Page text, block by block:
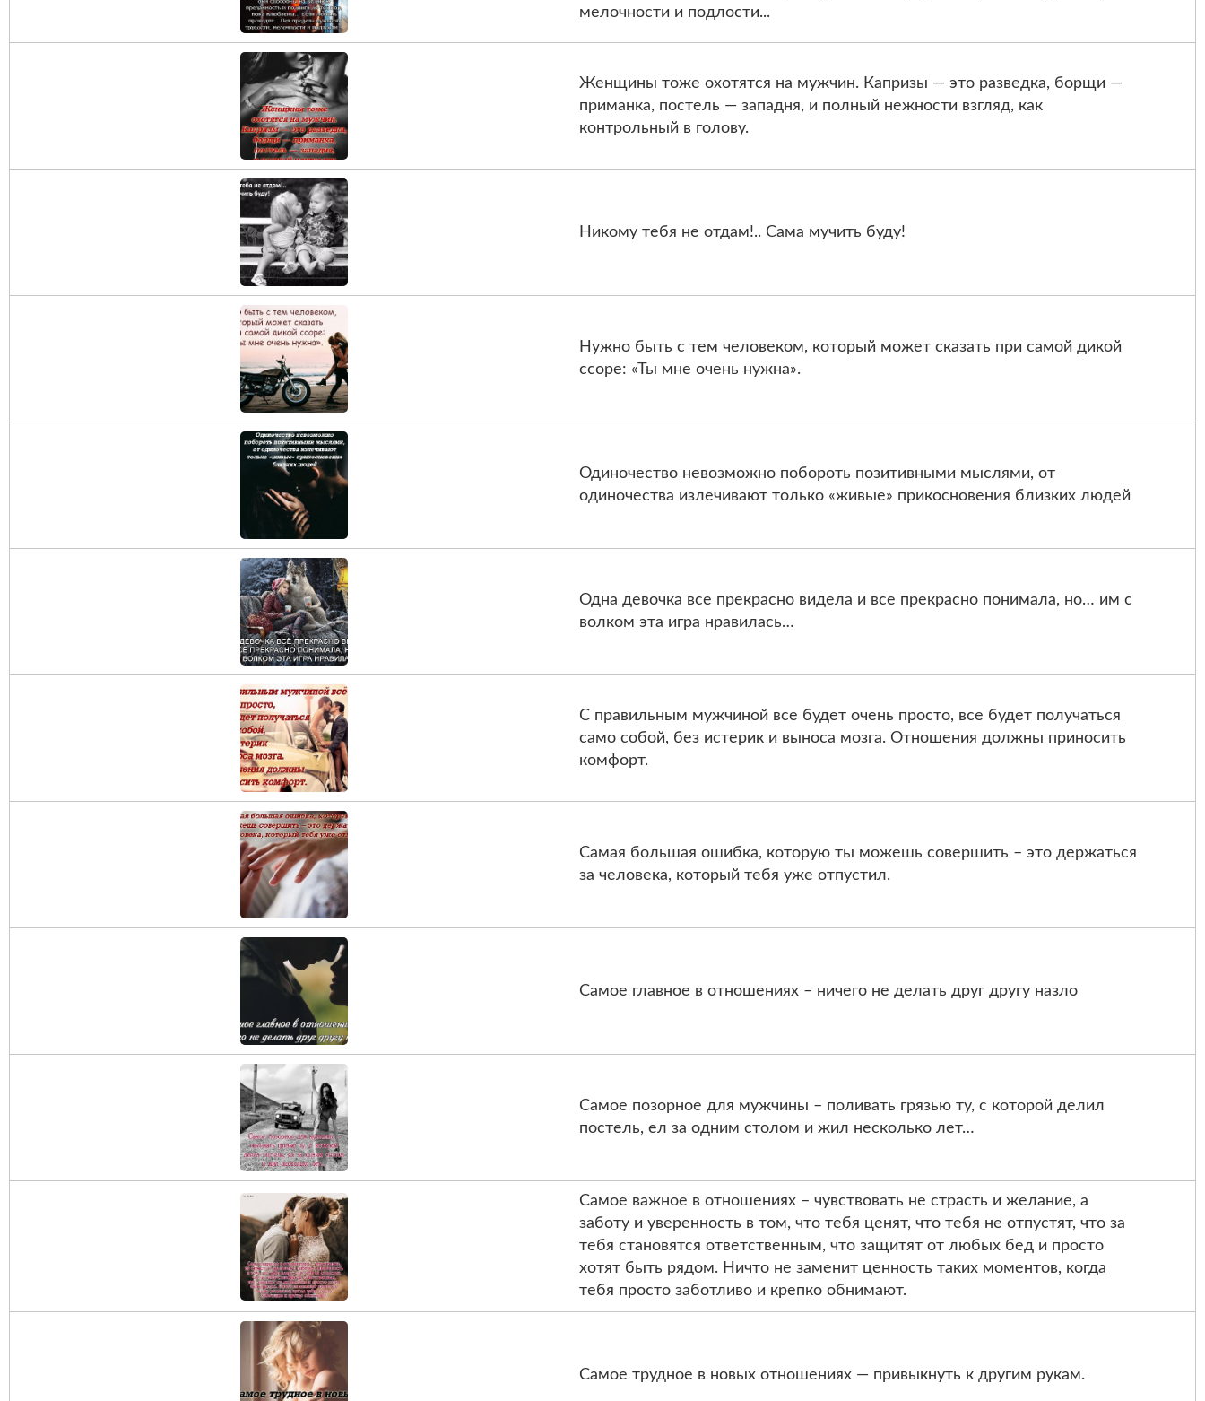
мелочности и подлости...
Женщины тоже охотятся на мужчин. Капризы — это разведка, борщи —
приманка, постель — западня, и полный нежности взгляд, как
контрольный в голову.
Никому тебя не отдам!.. Сама мучить буду!
Нужно быть с тем человеком, который может сказать при самой дикой
ссоре: «Ты мне очень нужна».
Одиночество невозможно побороть позитивными мыслями, от
одиночества излечивают только «живые» прикосновения близких людей
Одна девочка все прекрасно видела и все прекрасно понимала, но… им с
волком эта игра нравилась…
С правильным мужчиной все будет очень просто, все будет получаться
само собой, без истерик и выноса мозга. Отношения должны приносить
комфорт.
Самая большая ошибка, которую ты можешь совершить – это держаться
за человека, который тебя уже отпустил.
Самое главное в отношениях – ничего не делать друг другу назло
Самое позорное для мужчины – поливать грязью ту, с которой делил
постель, ел за одним столом и жил несколько лет…
Самое важное в отношениях – чувствовать не страсть и желание, а
заботу и уверенность в том, что тебя ценят, что тебя не отпустят, что за
тебя становятся ответственным, что защитят от любых бед и просто
хотят быть рядом. Ничто не заменит ценность таких моментов, когда
тебя просто заботливо и крепко обнимают.
Самое трудное в новых отношениях — привыкнуть к другим рукам.